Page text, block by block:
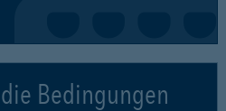
Bedingungen